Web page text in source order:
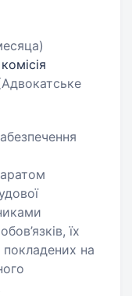
їх
покладених на